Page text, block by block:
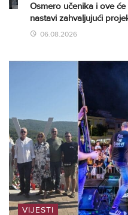
Osmero učenika i ove
nastavi zahvaljujući
06.08.2026
VIJESTI